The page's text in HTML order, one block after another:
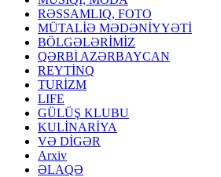
RƏSSAMLIQ, FOTO
MÜTALİƏ MƏDƏNİYYƏTİ
BÖLGƏLƏRİMİZ
QƏRBİ AZƏRBAYCAN
REYTİNQ
TURİZM
LIFE
GÜLÜŞ KLUBU
KULİNARİYA
VƏ DİGƏR
Arxiv
ƏLAQƏ